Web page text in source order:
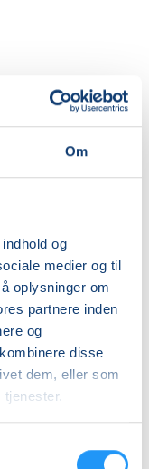
Om
og
medier og til
oplysninger om
partnere inden
og
disse
dem, eller som
133, 4200,